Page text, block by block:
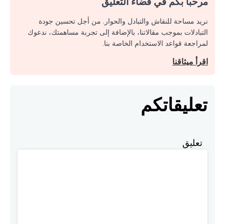
نريد مساحة للنقاش والتبادل والحوار. من أجل تحسين جودة
التبادلات بموجب مقالاتنا، بالإضافة إلى تجربة مساهمتك، ندعوك
لمراجعة قواعد الاستخدام الخاصة بنا.
اقرأ ميثاقنا
تعليقاتكم
تعليق